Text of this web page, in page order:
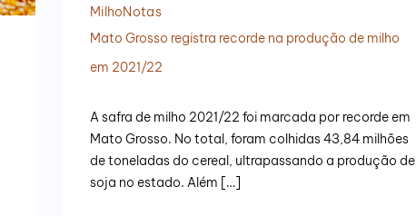
MilhoNotas
Mato Grosso registra recorde na produção de milho
em 2021/22
A safra de milho 2021/22 foi marcada por recorde em
Mato Grosso. No total, foram colhidas 43,84 milhões
de toneladas do cereal, ultrapassando a produção de
soja no estado. Além […]